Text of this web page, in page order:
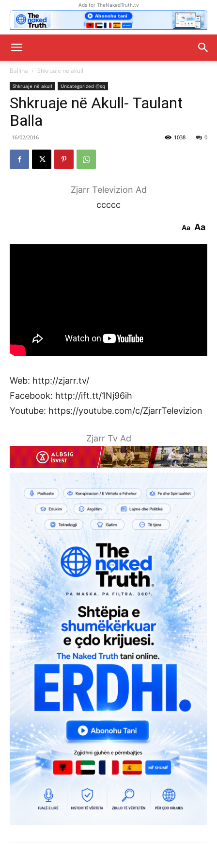
Ads for TheNakedTruth.tv
Ballina Shkruaje në akull
Shkruaje në akull Uncategorized @sq
Shkruaje në Akull- Taulant
Balla
16/02/2016 0
1038
Zjarr Televizion Ad
ccccc
Aa Aa
Web: http://zjarr.tv/
Facebook: http://ift.tt/1Nj96ih
Youtube: https://youtube.com/c/ZjarrTelevizion
Zjarr Tv Ad